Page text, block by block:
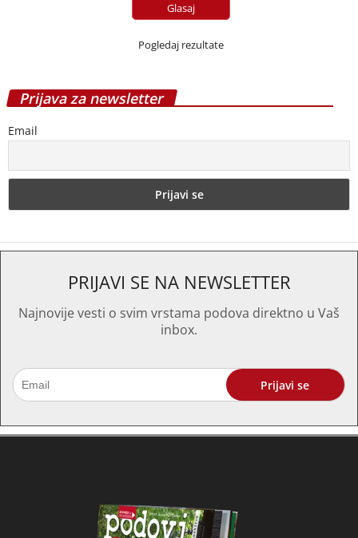
Pogledaj rezultate
Prijava za newsletter
Email
PRIJAVI SE NA NEWSLETTER
Najnovije vesti o svim vrstama podova direktno u Vaš
inbox.